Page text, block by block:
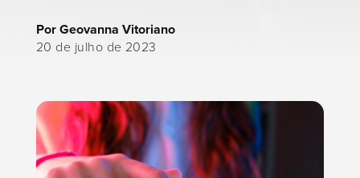
Por Geovanna Vitoriano
20 de julho de 2023